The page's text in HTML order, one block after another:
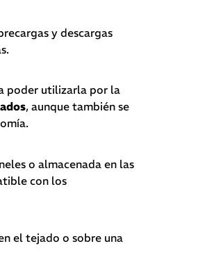
y descargas
poder utilizarla por la
, aunque también se
o almacenada en las
con los
el tejado o sobre una